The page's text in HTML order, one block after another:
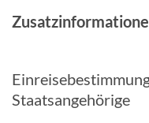
Staatsangehörige